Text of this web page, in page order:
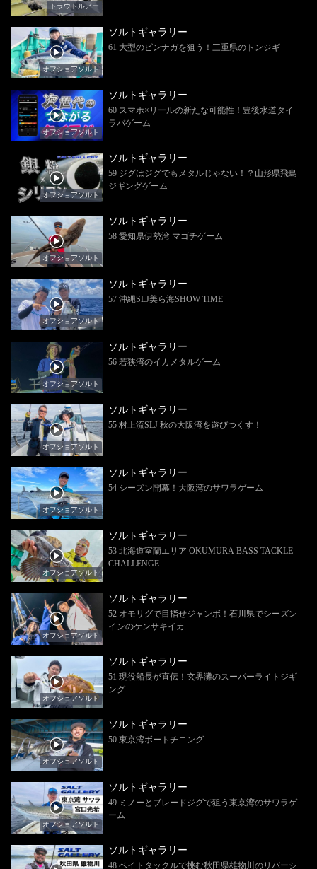
トラウトルアー
オフショアソルト
ソルトギャラリー
61 大型のビンナガを狙う！三重県のトンジギ
オフショアソルト
ソルトギャラリー
60 スマホ×リールの新たな可能性！豊後水道タイ
ラバゲーム
オフショアソルト
ソルトギャラリー
59 ジグはジグでもメタルじゃない！？山形県飛島
ジギングゲーム
オフショアソルト
ソルトギャラリー
58 愛知県伊勢湾 マゴチゲーム
オフショアソルト
ソルトギャラリー
57 沖縄SLJ美ら海SHOW TIME
オフショアソルト
ソルトギャラリー
56 若狭湾のイカメタルゲーム
オフショアソルト
ソルトギャラリー
55 村上流SLJ 秋の大阪湾を遊びつくす！
オフショアソルト
ソルトギャラリー
54 シーズン開幕！大阪湾のサワラゲーム
オフショアソルト
ソルトギャラリー
53 北海道室蘭エリア OKUMURA BASS TACKLE
CHALLENGE
オフショアソルト
ソルトギャラリー
52 オモリグで目指せジャンボ！石川県でシーズン
インのケンサキイカ
オフショアソルト
ソルトギャラリー
51 現役船長が直伝！玄界灘のスーパーライトジギ
ング
オフショアソルト
ソルトギャラリー
50 東京湾ボートチニング
オフショアソルト
ソルトギャラリー
49 ミノーとブレードジグで狙う東京湾のサワラゲ
ーム
ソルトギャラリー
48 ベイトタックルで挑む秋田県雄物川のリバーシ